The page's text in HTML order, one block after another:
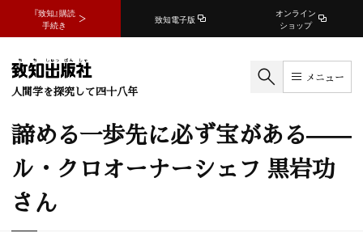
『致知』購読
手続き
致知電子版
オンライン
ショップ
人間学を探究して四十八年
メニュー
諦める一歩先に必ず宝がある——
ル・クロオーナーシェフ 黒岩功
さん